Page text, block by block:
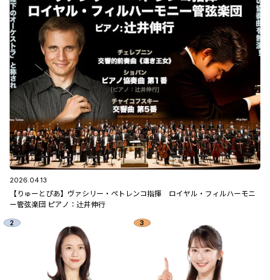
2026.04.13
【りゅーとぴあ】ヴァシリー・ペトレンコ指揮 ロイヤル・フィルハーモニ
ー管弦楽団 ピアノ：辻󠄀井伸行